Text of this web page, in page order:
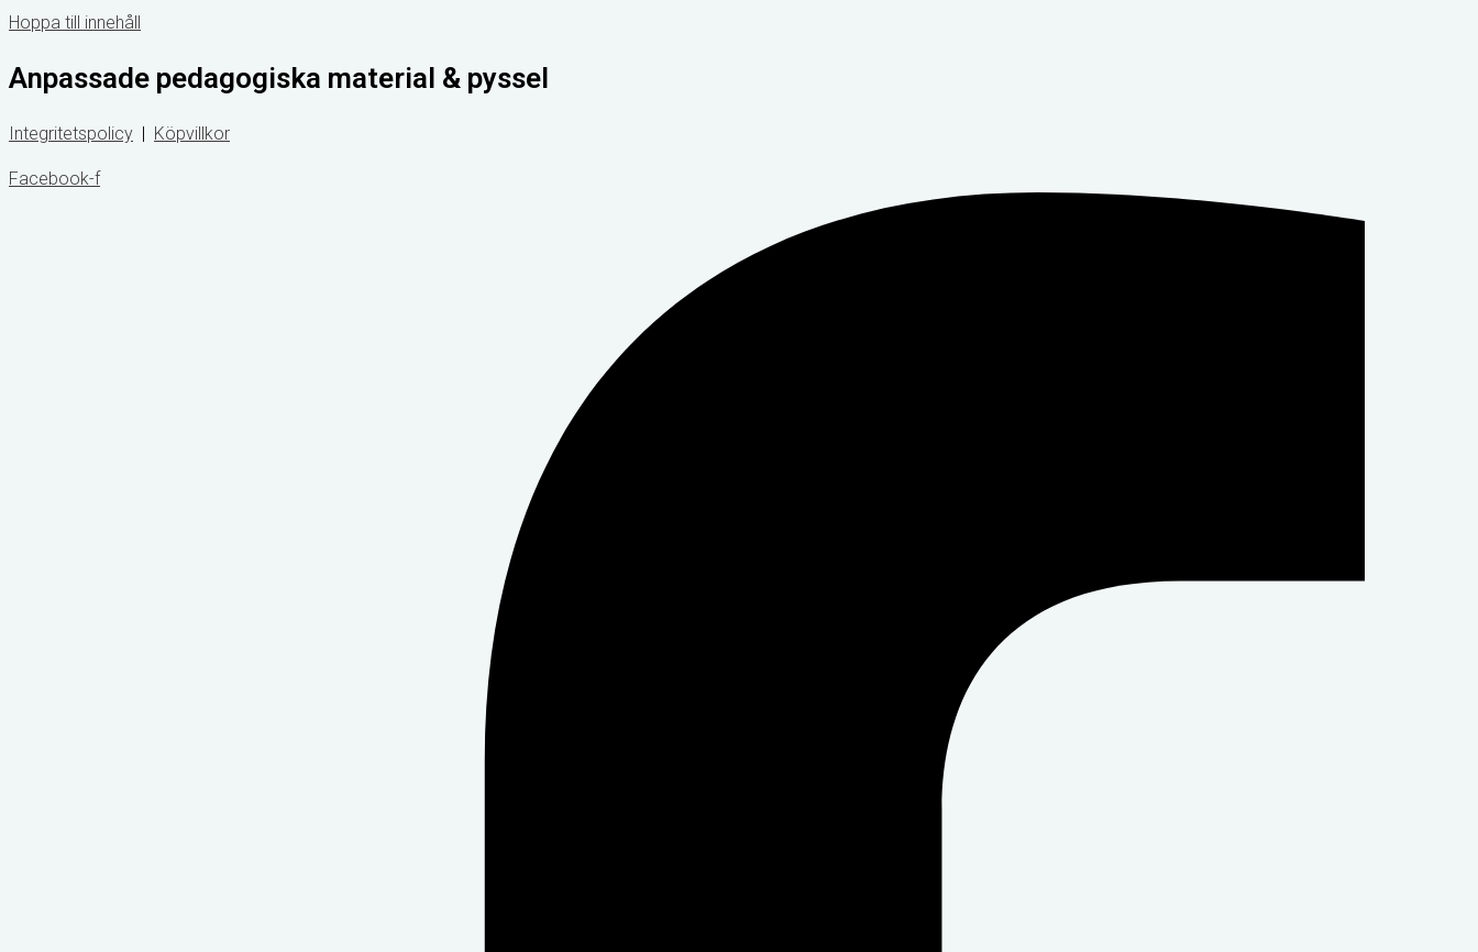
Hoppa till innehåll
Anpassade pedagogiska material & pyssel
Integritetspolicy Köpvillkor
Facebook-f